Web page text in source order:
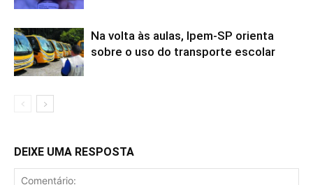
Na volta às aulas, Ipem-SP orienta
sobre o uso do transporte escolar
DEIXE UMA RESPOSTA